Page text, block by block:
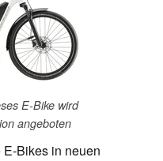
E-Bike wird
angeboten
Bikes in neuen